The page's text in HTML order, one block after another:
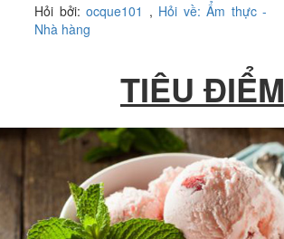
Hỏi bởi: ocque101 , Hỏi về: Ẩm thực -
Nhà hàng
TIÊU ĐIỂM